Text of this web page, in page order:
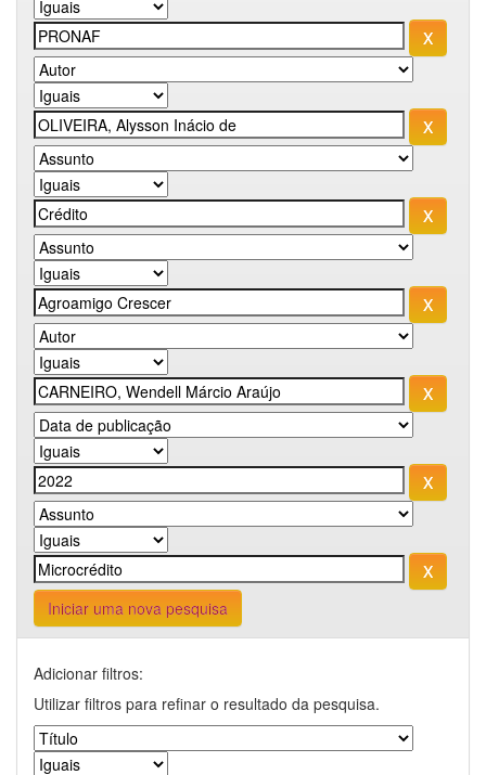
Iniciar uma nova pesquisa
Adicionar filtros:
Utilizar filtros para refinar o resultado da pesquisa.